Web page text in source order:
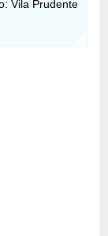
Vila Prudente